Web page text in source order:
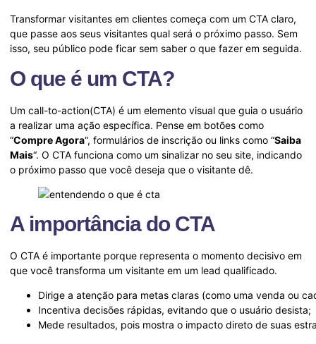
Transformar visitantes em clientes começa com um CTA claro,
que passe aos seus visitantes qual será o próximo passo. Sem
isso, seu público pode ficar sem saber o que fazer em seguida.
O que é um CTA?
Um call-to-action(CTA) é um elemento visual que guia o usuário
a realizar uma ação específica. Pense em botões como
“Compre Agora“, formulários de inscrição ou links como “Saiba
Mais“. O CTA funciona como um sinalizar no seu site, indicando
o próximo passo que você deseja que o visitante dê.
A importância do CTA
O CTA é importante porque representa o momento decisivo em
que você transforma um visitante em um lead qualificado.
Dirige a atenção para metas claras (como uma venda ou
Incentiva decisões rápidas, evitando que o usuário desista;
Mede resultados, pois mostra o impacto direto de suas